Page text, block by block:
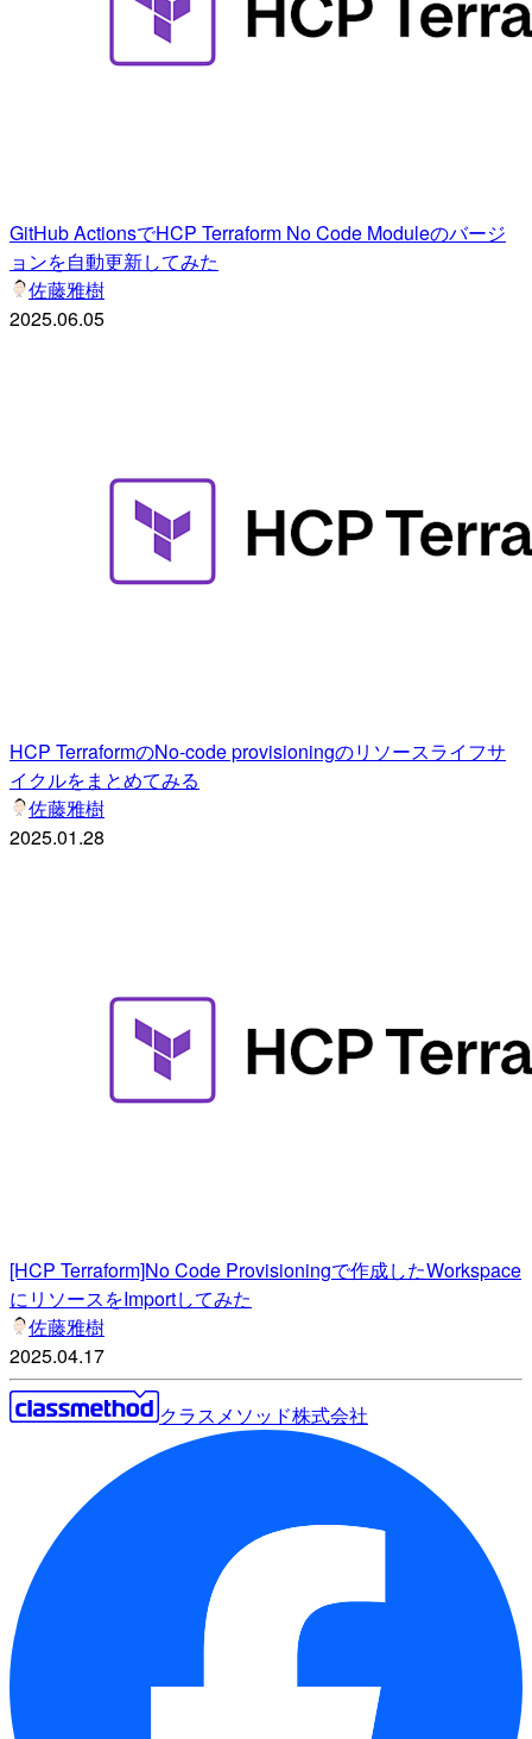
GitHub ActionsでHCP Terraform No Code Moduleのバージ
ョンを自動更新してみた
佐藤雅樹
2025.06.05
HCP TerraformのNo-code provisioningのリソースライフサ
イクルをまとめてみる
佐藤雅樹
2025.01.28
[HCP Terraform]No Code Provisioningで作成したWorkspace
にリソースをImportしてみた
佐藤雅樹
2025.04.17
クラスメソッド株式会社